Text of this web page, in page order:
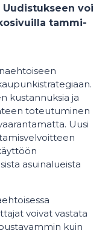
voi
tammi-
kustannuksia ja
toteutuminen
Uusi
asuinalueista
voivat vastata
kuin